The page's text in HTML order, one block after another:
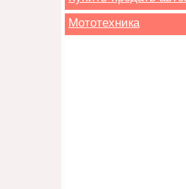
Мототехника